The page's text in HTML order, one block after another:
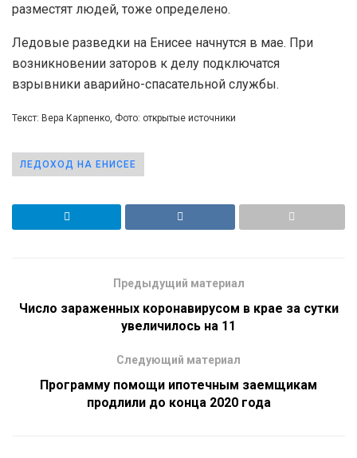
разместят людей, тоже определено.
Ледовые разведки на Енисее начнутся в мае. При
возникновении заторов к делу подключатся
взрывники аварийно-спасательной службы.
Текст: Вера Карпенко, Фото: открытые источники
ЛЕДОХОД НА ЕНИСЕЕ
Предыдущий материал
Число зараженных коронавирусом в крае за сутки
увеличилось на 11
Следующий материал
Программу помощи ипотечным заемщикам
продлили до конца 2020 года